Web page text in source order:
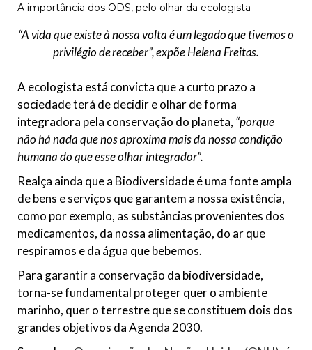
A importância dos ODS, pelo olhar da ecologista
“A vida que existe à nossa volta é um legado que tivemos o
privilégio de receber”, expõe Helena Freitas.
A ecologista está convicta que a curto prazo a
sociedade terá de decidir e olhar de forma
integradora pela conservação do planeta, “porque
não há nada que nos aproxima mais da nossa condição
humana do que esse olhar integrador”.
Realça ainda que a Biodiversidade é uma fonte ampla
de bens e serviços que garantem a nossa existência,
como por exemplo, as substâncias provenientes dos
medicamentos, da nossa alimentação, do ar que
respiramos e da água que bebemos.
Para garantir a conservação da biodiversidade,
torna-se fundamental proteger quer o ambiente
marinho, quer o terrestre que se constituem dois dos
grandes objetivos da Agenda 2030.